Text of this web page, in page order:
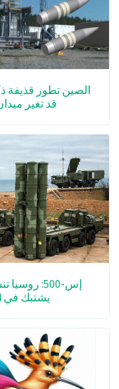
الصين تطور قذيفة
قد تغير
إس-500:
يشتبك في 4 ثواني